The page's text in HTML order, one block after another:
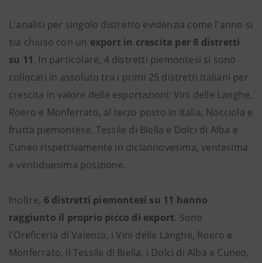
L'analisi per singolo distretto evidenzia come l'anno si
sia chiuso con un export in crescita per 8 distretti
su 11. In particolare, 4 distretti piemontesi si sono
collocati in assoluto tra i primi 25 distretti italiani per
crescita in valore delle esportazioni: Vini delle Langhe,
Roero e Monferrato, al terzo posto in Italia, Nocciola e
frutta piemontese, Tessile di Biella e Dolci di Alba e
Cuneo rispettivamente in diciannovesima, ventesima
e ventiduesima posizione.
Inoltre, 6 distretti piemontesi su 11 hanno
raggiunto il proprio picco di export. Sono
l'Oreficeria di Valenza, i Vini delle Langhe, Roero e
Monferrato, il Tessile di Biella, i Dolci di Alba e Cuneo,